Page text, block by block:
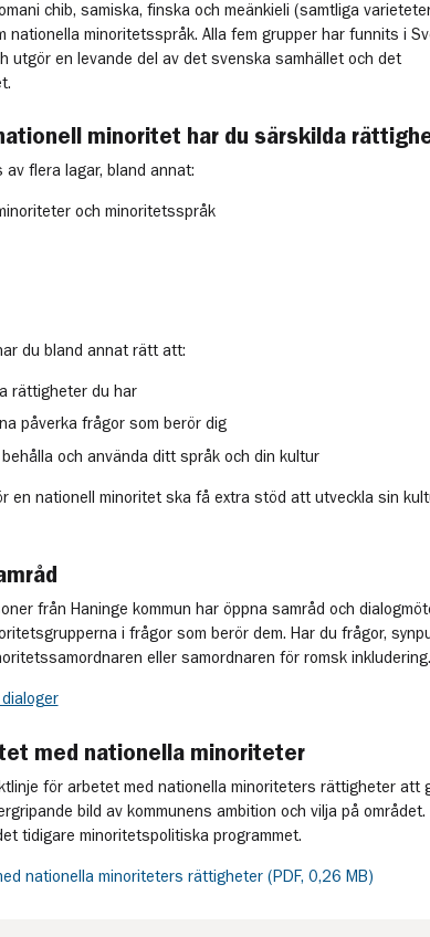
chib, samiska, finska och meänkieli (samtliga
nationella minoritetsspråk. Alla fem grupper har funnits i
utgör en levande del av det svenska samhället och det
minoritet har du särskilda
flera lagar, bland annat:
och minoritetsspråk
du bland annat rätt att:
rättigheter du har
påverka frågor som berör dig
och använda ditt språk och din kultur
en nationell minoritet ska få extra stöd att utveckla sin
från Haninge kommun har öppna samråd och
i frågor som berör dem. Har du frågor,
eller samordnaren för romsk inkludering.
med nationella minoriteter
för arbetet med nationella minoriteters rättigheter att
bild av kommunens ambition och vilja på området.
tidigare minoritetspolitiska programmet.
nationella minoriteters rättigheter (PDF, 0,26 MB)